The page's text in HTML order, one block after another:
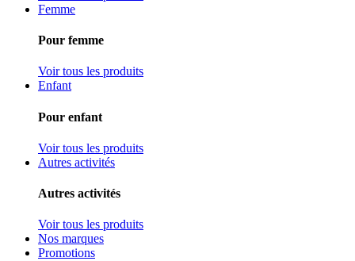
Femme
Pour femme
Voir tous les produits
Enfant
Pour enfant
Voir tous les produits
Autres activités
Autres activités
Voir tous les produits
Nos marques
Promotions